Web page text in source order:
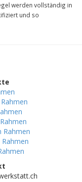
werden vollständig in
und so
Rahmen